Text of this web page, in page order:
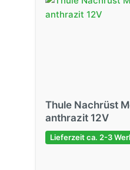
Thule Nachrüst
anthrazit 12V
Lieferzeit ca. 2-3